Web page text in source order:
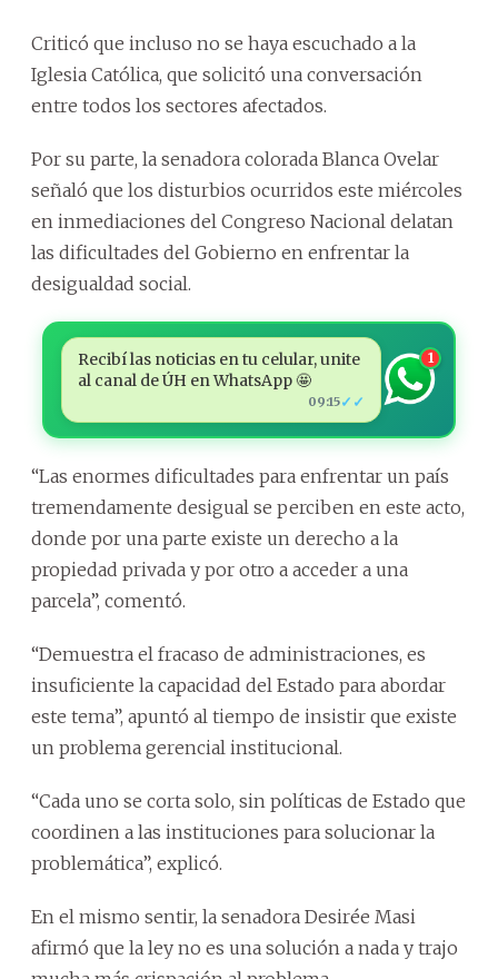
Criticó que incluso no se haya escuchado a la
Iglesia Católica, que solicitó una conversación
entre todos los sectores afectados.
Por su parte, la senadora colorada Blanca Ovelar
señaló que los disturbios ocurridos este miércoles
en inmediaciones del Congreso Nacional delatan
las dificultades del Gobierno en enfrentar la
desigualdad social.
Recibí las noticias en tu celular, unite
al canal de ÚH en WhatsApp 🤩
09:15✓✓
1
“Las enormes dificultades para enfrentar un país
tremendamente desigual se perciben en este acto,
donde por una parte existe un derecho a la
propiedad privada y por otro a acceder a una
parcela”, comentó.
“Demuestra el fracaso de administraciones, es
insuficiente la capacidad del Estado para abordar
este tema”, apuntó al tiempo de insistir que existe
un problema gerencial institucional.
“Cada uno se corta solo, sin políticas de Estado que
coordinen a las instituciones para solucionar la
problemática”, explicó.
En el mismo sentir, la senadora Desirée Masi
afirmó que la ley no es una solución a nada y trajo